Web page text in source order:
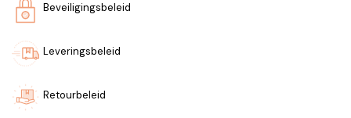
Beveiligingsbeleid
Leveringsbeleid
Retourbeleid